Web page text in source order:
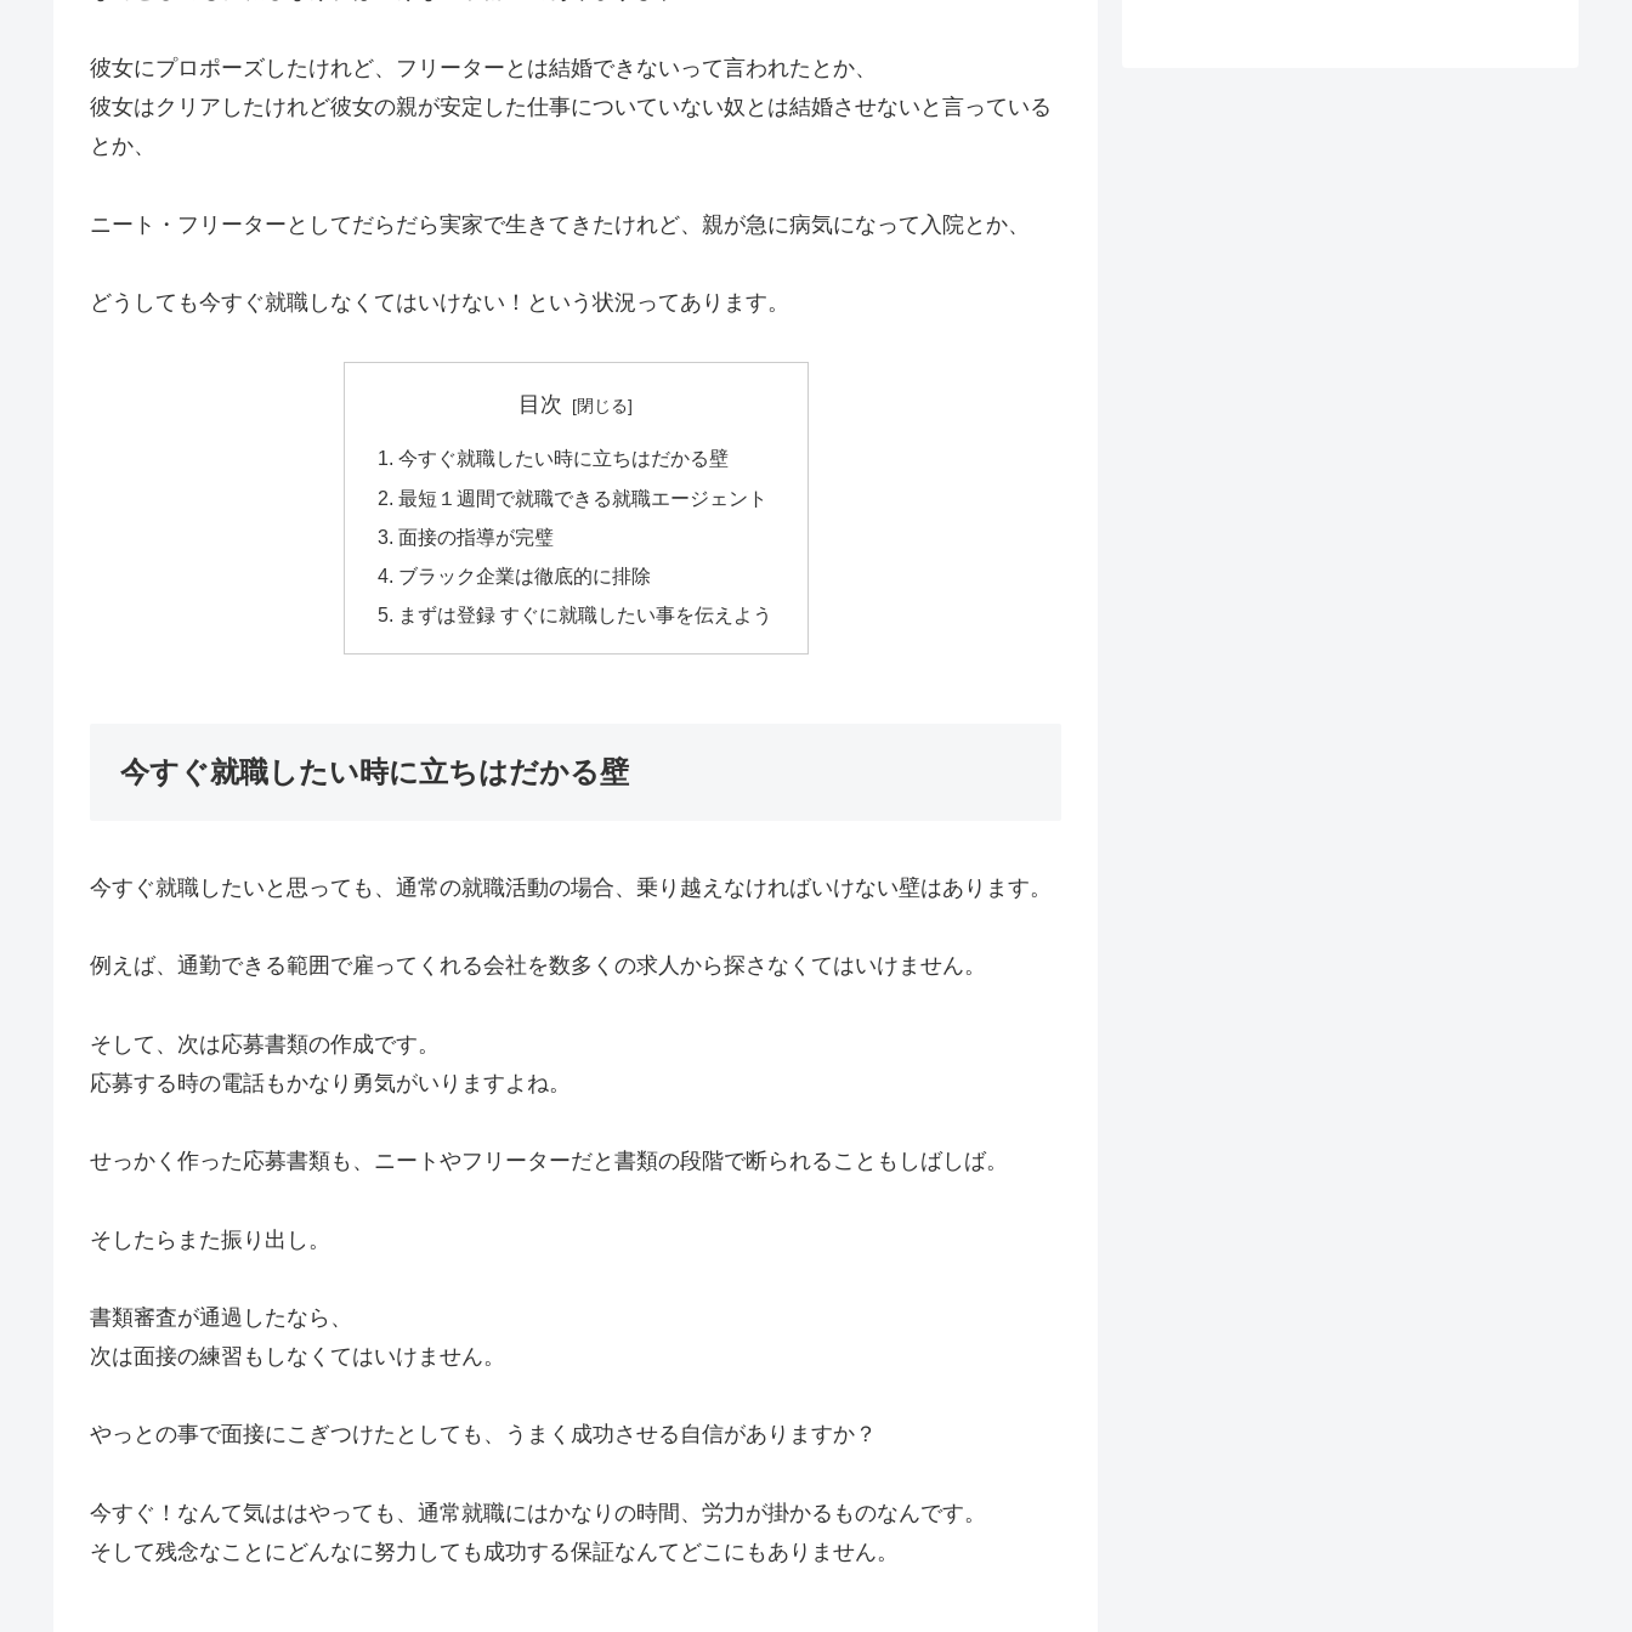
彼女にプロポーズしたけれど、フリーターとは結婚できないって言われたとか、
彼女はクリアしたけれど彼女の親が安定した仕事についていない奴とは結婚させないと言っている
とか、
ニート・フリーターとしてだらだら実家で生きてきたけれど、親が急に病気になって入院とか、
どうしても今すぐ就職しなくてはいけない！という状況ってあります。
目次
今すぐ就職したい時に立ちはだかる壁
最短１週間で就職できる就職エージェント
面接の指導が完璧
ブラック企業は徹底的に排除
まずは登録 すぐに就職したい事を伝えよう
今すぐ就職したい時に立ちはだかる壁
今すぐ就職したいと思っても、通常の就職活動の場合、乗り越えなければいけない壁はあります。
例えば、通勤できる範囲で雇ってくれる会社を数多くの求人から探さなくてはいけません。
そして、次は応募書類の作成です。
応募する時の電話もかなり勇気がいりますよね。
せっかく作った応募書類も、ニートやフリーターだと書類の段階で断られることもしばしば。
そしたらまた振り出し。
書類審査が通過したなら、
次は面接の練習もしなくてはいけません。
やっとの事で面接にこぎつけたとしても、うまく成功させる自信がありますか？
今すぐ！なんて気ははやっても、通常就職にはかなりの時間、労力が掛かるものなんです。
そして残念なことにどんなに努力しても成功する保証なんてどこにもありません。